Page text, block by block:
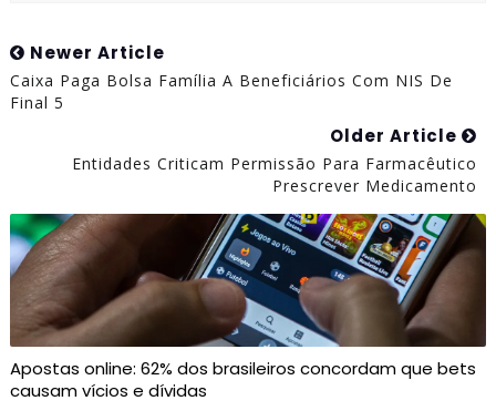
Newer Article
Caixa Paga Bolsa Família A Beneficiários Com NIS De
Final 5
Older Article
Entidades Criticam Permissão Para Farmacêutico
Prescrever Medicamento
Apostas online: 62% dos brasileiros concordam que bets
causam vícios e dívidas